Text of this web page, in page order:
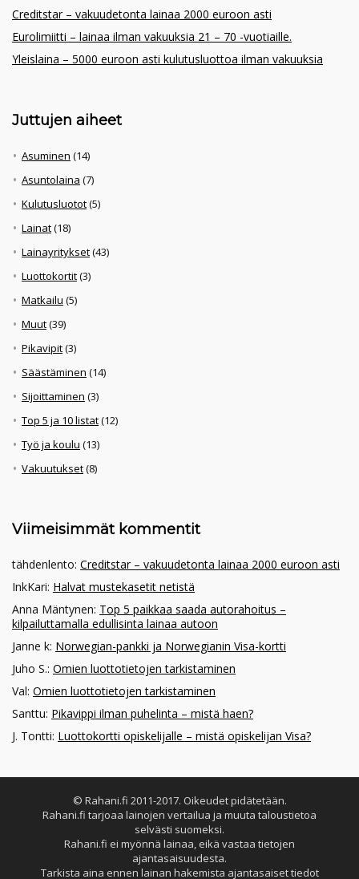
Creditstar – vakuudetonta lainaa 2000 euroon asti
Eurolimiitti – lainaa ilman vakuuksia 21 – 70 -vuotiaille.
Yleislaina – 5000 euroon asti kulutusluottoa ilman vakuuksia
Juttujen aiheet
Asuminen (14)
Asuntolaina (7)
Kulutusluotot(5)
Lainat(18)
Lainayritykset(43)
Luottokortit(3)
Matkailu (5)
Muut(39)
Pikavipit(3)
Säästäminen (14)
Sijoittaminen (3)
Top 5 ja 10 listat(12)
Työ ja koulu (13)
Vakuutukset(8)
Viimeisimmät kommentit
tähdenlento: Creditstar – vakuudetonta lainaa 2000 euroon asti
InkKari: Halvat mustekasetit netistä
Anna Mäntynen: Top 5 paikkaa saada autorahoitus –
kilpailuttamalla edullisinta lainaa autoon
Janne k: Norwegian-pankki ja Norwegianin Visa-kortti
Juho S.: Omien luottotietojen tarkistaminen
Val: Omien luottotietojen tarkistaminen
Santtu: Pikavippi ilman puhelinta – mistä haen?
J. Tontti: Luottokortti opiskelijalle – mistä opiskelijan Visa?
© Rahani.fi 2011-2017. Oikeudet pidätetään.
Rahani.fi tarjoaa lainojen vertailua ja muuta taloustietoa
selvästi suomeksi.
Rahani.fi ei myönnä lainaa, eikä vastaa tietojen
ajantasaisuudesta.
Tarkista aina ennen lainan hakemista ajantasaiset tiedot